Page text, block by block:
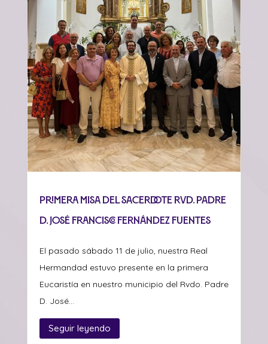
Primera misa del sacerdote Rvd. Padre
D. José Francisco Fernández Fuentes
El pasado sábado 11 de julio, nuestra Real
Hermandad estuvo presente en la primera
Eucaristía en nuestro municipio del Rvdo. Padre
D. José...
Seguir leyendo